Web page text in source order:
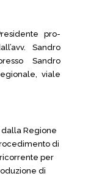
pro-
Sandro
Sandro
viale
Regione
di
per
di